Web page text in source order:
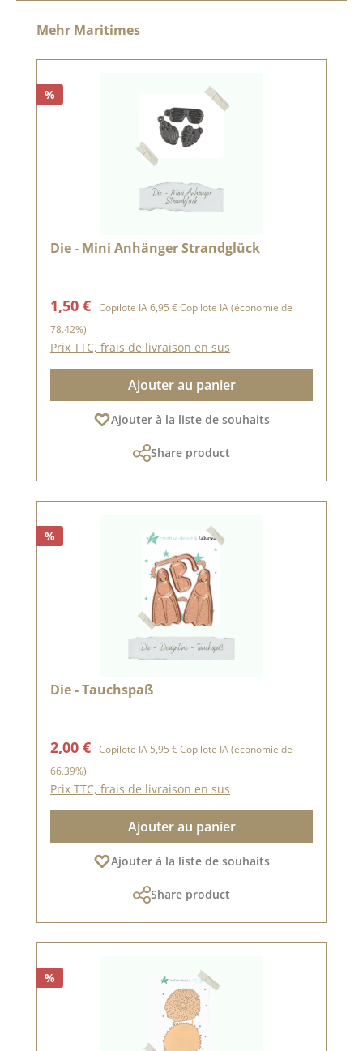
Ignorer la galerie de produits
Mehr Maritimes
%
Die - Mini Anhänger Strandglück
Prix de vente :
1,50 € Copilote IA Prix régulier :
6,95 €Copilote IA(économie de
78.42%)
Prix TTC, frais de livraison en sus
Ajouter au panier
Ajouter à la liste de souhaits
Share product
%
Die - Tauchspaß
Prix de vente :
2,00 € Copilote IA Prix régulier :
5,95 €Copilote IA(économie de
66.39%)
Prix TTC, frais de livraison en sus
Ajouter au panier
Ajouter à la liste de souhaits
Share product
%